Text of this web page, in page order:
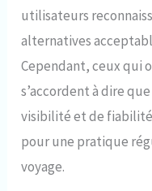
utilisateurs
alternatives
Cependant, ceux qui
s’accordent à dire
visibilité et de
pour une pratique
voyage.